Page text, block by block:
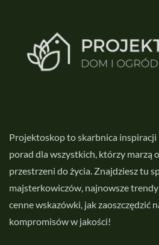
Projektoskop to skarbnica inspiracji
porad dla wszystkich, którzy marzą
przestrzeni do życia. Znajdziesz tu
majsterkowiczów, najnowsze
cenne wskazówki, jak zaoszczędzić
kompromisów w jakości!